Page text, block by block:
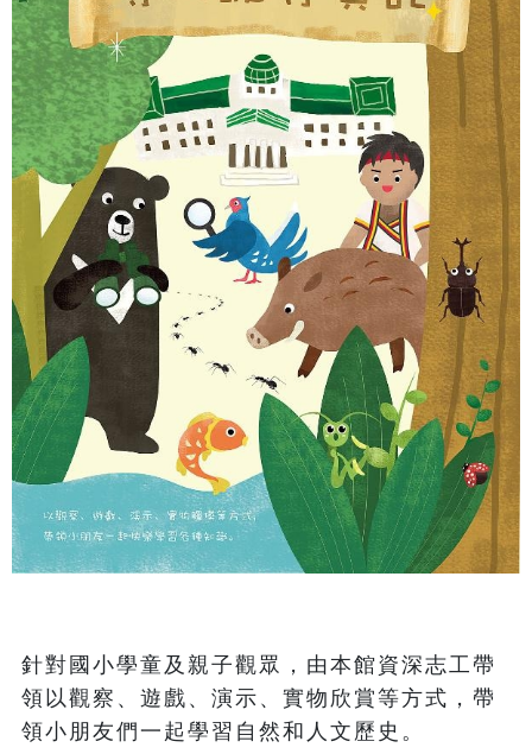
針對國小學童及親子觀眾，由本館資深志工帶
領以觀察、遊戲、演示、實物欣賞等方式，帶
領小朋友們一起學習自然和人文歷史。